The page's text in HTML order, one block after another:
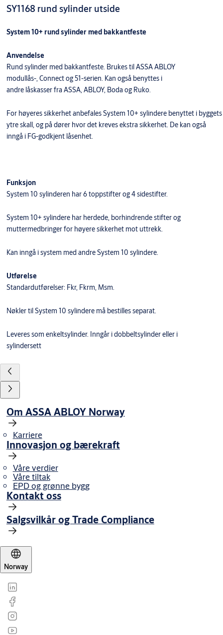
SY1168 rund sylinder utside
System 10+ rund sylinder med bakkantfeste
Anvendelse
Rund sylinder med bakkantfeste. Brukes til ASSA ABLOY
modullås-, Connect og 51-serien. Kan også benyttes i
andre låskasser fra ASSA, ABLOY, Boda og Ruko.
For høyeres sikkerhet anbefales System 10+ sylindere benyttet i byggets
ytre skall, og på dører hvor det kreves ekstra sikkerhet. De kan også
inngå i FG-godkjent låsenhet.
Funksjon
System 10 sylinderen har 6 toppstifter og 4 sidestifter.
System 10+ sylindere har herdede, borhindrende stifter og
muttermedbringer for høyere sikkerhet mot uttrekk.
Kan inngå i system med andre System 10 sylindere.
Utførelse
Standardutførelser: Fkr, Fkrm, Msm.
Nøkler til System 10 sylindere må bestilles separat.
Leveres som enkeltsylinder. Inngår i dobbeltsylinder eller i
sylindersett
Om ASSA ABLOY Norway
Karriere
Innovasjon og bærekraft
Våre verdier
Våre tiltak
EPD og grønne bygg
Kontakt oss
Salgsvilkår og Trade Compliance
Norway